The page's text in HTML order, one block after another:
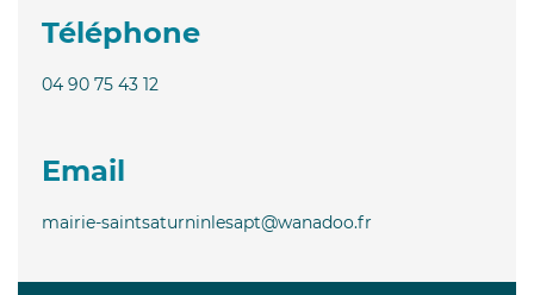
Téléphone
04 90 75 43 12
Email
mairie-saintsaturninlesapt@wanadoo.fr